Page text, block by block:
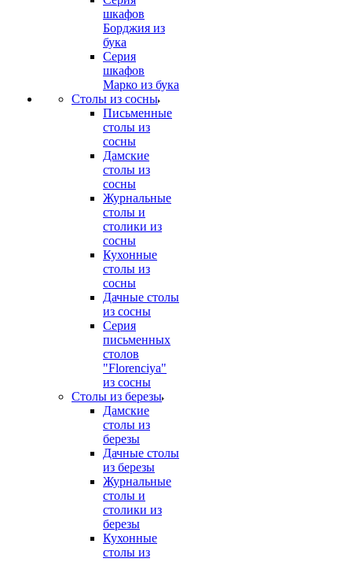
шкафов
Борджия из
бука
Серия
шкафов
Марко из бука
Столы из сосны
Письменные
столы из
сосны
Дамские
столы из
сосны
Журнальные
столы и
столики из
сосны
Кухонные
столы из
сосны
Дачные столы
из сосны
Серия
письменных
столов
"Florenciya"
из сосны
Столы из березы
Дамские
столы из
березы
Дачные столы
из березы
Журнальные
столы и
столики из
березы
Кухонные
столы из